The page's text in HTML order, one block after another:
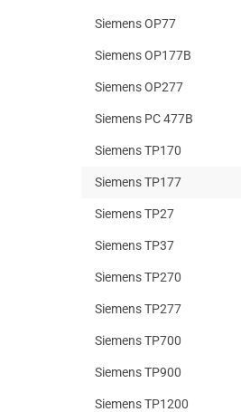
Siemens OP77
Siemens OP177B
Siemens OP277
Siemens PC 477B
Siemens TP170
Siemens TP177
Siemens TP27
Siemens TP37
Siemens TP270
Siemens TP277
Siemens TP700
Siemens TP900
Siemens TP1200